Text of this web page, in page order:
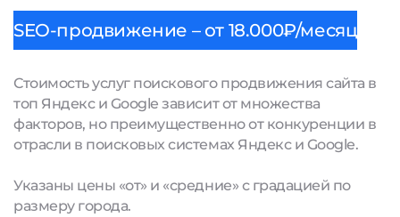
SEO-продвижение – от 18.000₽/месяц
Стоимость услуг поискового продвижения сайта в
топ Яндекс и Google зависит от множества
факторов, но преимущественно от конкуренции в
отрасли в поисковых системах Яндекс и Google.
Указаны цены «от» и «средние» с градацией по
размеру города.